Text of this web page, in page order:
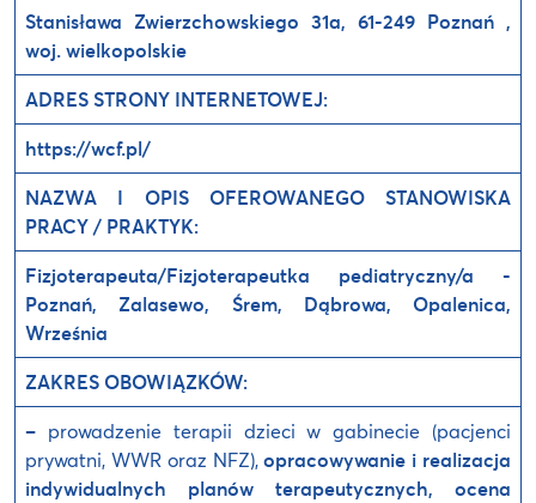
Stanisława Zwierzchowskiego 31a, 61-249 Poznań ,
woj. wielkopolskie
ADRES STRONY INTERNETOWEJ:
https://wcf.pl/
NAZWA I OPIS OFEROWANEGO STANOWISKA
PRACY / PRAKTYK:
Fizjoterapeuta/Fizjoterapeutka pediatryczny/a -
Poznań, Zalasewo, Śrem, Dąbrowa,
Opalenica,
Września
ZAKRES OBOWIĄZKÓW:
– prowadzenie terapii dzieci w gabinecie (pacjenci
prywatni, WWR oraz NFZ),opracowywanie i realizacja
indywidualnych planów terapeutycznych,
ocena